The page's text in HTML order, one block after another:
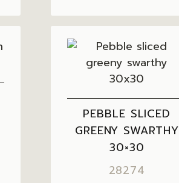
PEBBLE SLICED
GREENY SWARTHY
30×30
28274